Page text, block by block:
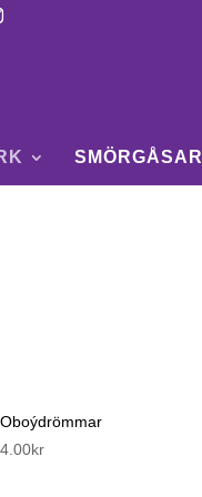
SMÖRGÅSAR
Oboýdrömmar
4.00kr